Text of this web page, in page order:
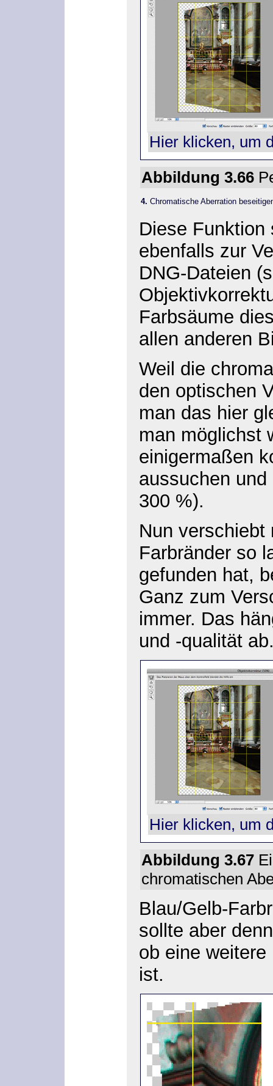
Hier klicken, um
Abbildung 3.66
4. Chromatische Aberration
Diese Funktion
ebenfalls zur
DNG-Dateien
Farbsäume
allen anderen
Weil die
den optischen
man das hier
man möglichst
einigermaßen
aussuchen
300 %).
Nun
Farbränder so
gefunden hat,
Ganz zum
immer. Das
und -qualität
Hier klicken, um
Abbildung 3.67
chromatischen
Blau/Gelb-
sollte aber
ob eine
ist.